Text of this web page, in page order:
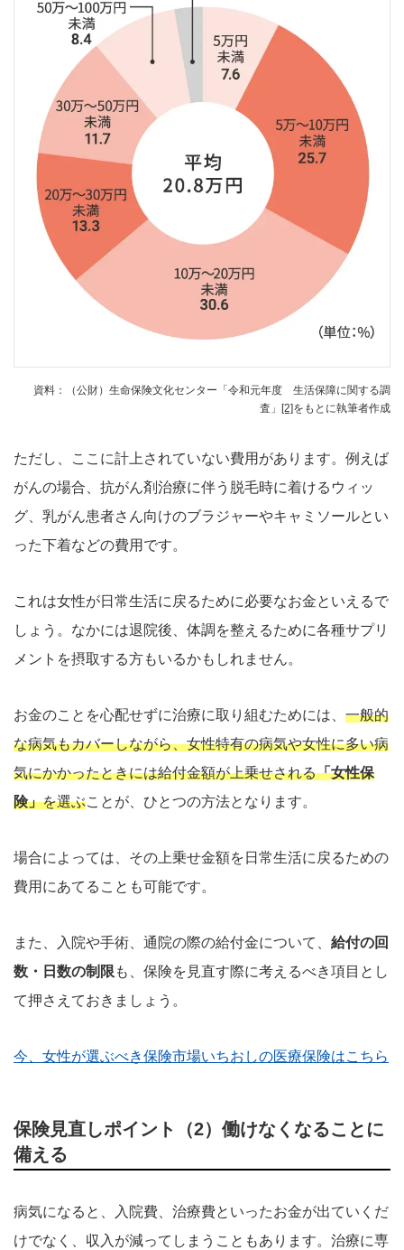
資料：（公財）生命保険文化センター「令和元年度 生活保障に関する調
査」
[2]をもとに執筆者作成
ただし、ここに計上されていない費用があります。例えば
がんの場合、抗がん剤治療に伴う脱毛時に着けるウィッ
グ、乳がん患者さん向けのブラジャーやキャミソールとい
った下着などの費用です。
これは女性が日常生活に戻るために必要なお金といえるで
しょう。なかには退院後、体調を整えるために各種サプリ
メントを摂取する方もいるかもしれません。
お金のことを心配せずに治療に取り組むためには、 一般的
な病気もカバーしながら、女性特有の病気や女性に多い病
気にかかったときには給付金額が上乗せされる「女性保
険」を選ぶことが、ひとつの方法となります。
場合によっては、その上乗せ金額を日常生活に戻るための
費用にあてることも可能です。
また、入院や手術、通院の際の給付金について、 給付の回
数・日数の制限 も、保険を見直す際に考えるべき項目とし
て押さえておきましょう。
今、女性が選ぶべき保険市場いちおしの医療保険はこちら
保険見直しポイント（2）働けなくなることに
備える
病気になると、入院費、治療費といったお金が出ていくだ
けでなく、収入が減ってしまうこともあります。治療に専